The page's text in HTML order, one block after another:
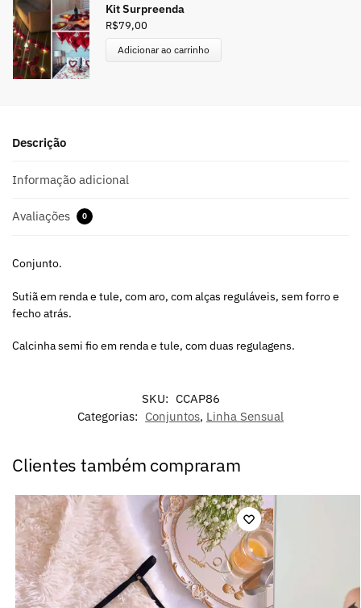
Kit Surpreenda
R$79,00
Adicionar ao carrinho
Descrição
Informação adicional
Avaliações 0
Conjunto.
Sutiã em renda e tule, com aro, com alças reguláveis, sem forro e
fecho atrás.
Calcinha semi fio em renda e tule, com duas regulagens.
SKU: CCAP86
Categorias: Conjuntos, Linha Sensual
Clientes também compraram